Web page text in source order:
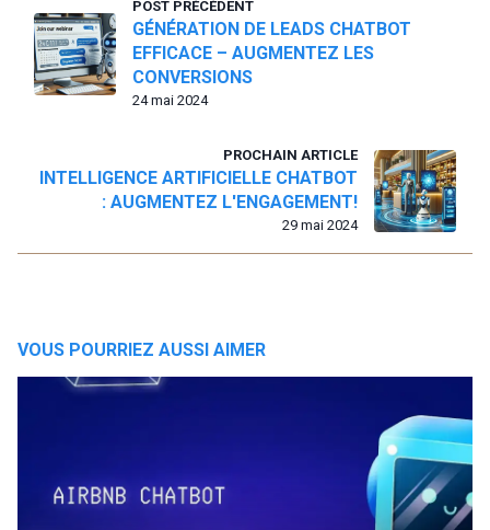
POST PRÉCÉDENT
24 mai 2024
GÉNÉRATION DE LEADS CHATBOT
EFFICACE – AUGMENTEZ LES
CONVERSIONS
PROCHAIN ARTICLE
29 mai 2024
INTELLIGENCE ARTIFICIELLE CHATBOT
: AUGMENTEZ L'ENGAGEMENT!
VOUS POURRIEZ AUSSI AIMER